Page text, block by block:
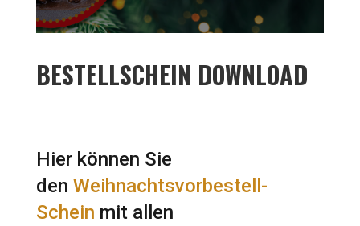
BESTELLSCHEIN DOWNLOAD
Hier können Sie
den Weihnachtsvorbestell-
Schein mit allen